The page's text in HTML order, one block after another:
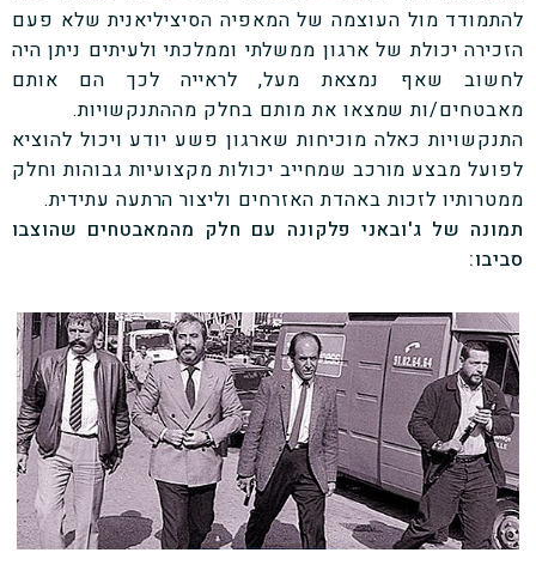
להתמודד מול העוצמה של המאפיה הסיציליאנית שלא פעם
הזכירה יכולת של ארגון ממשלתי וממלכתי ולעיתים ניתן היה
לחשוב שאף נמצאת מעל, לראייה לכך הם אותם
מאבטחים/ות שמצאו את מותם בחלק מההתנקשויות.
התנקשויות כאלה מוכיחות שארגון פשע יודע ויכול להוציא
לפועל מבצע מורכב שמחייב יכולות מקצועיות גבוהות וחלק
ממטרותיו לזכות באהדת האזרחים וליצור הרתעה עתידית.
תמונה של ג'ובאני פלקונה עם חלק מהמאבטחים שהוצבו
סביבו: